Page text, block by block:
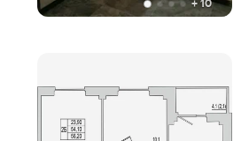
+ 10